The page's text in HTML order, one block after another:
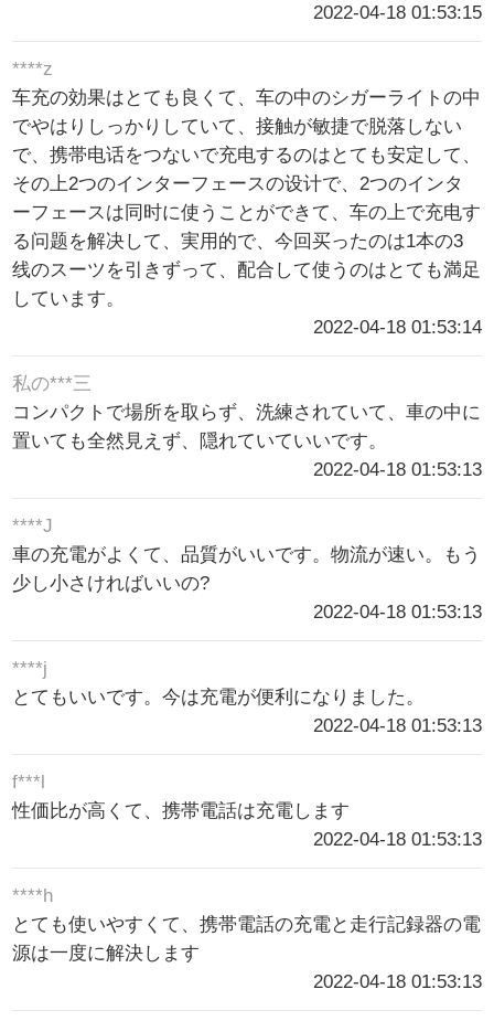
2022-04-18 01:53:15
****z
车充の効果はとても良くて、车の中のシガーライトの中
でやはりしっかりしていて、接触が敏捷で脱落しない
で、携帯电话をつないで充电するのはとても安定して、
その上2つのインターフェースの设计で、2つのインタ
ーフェースは同时に使うことができて、车の上で充电す
る问题を解决して、実用的で、今回买ったのは1本の3
线のスーツを引きずって、配合して使うのはとても満足
しています。
2022-04-18 01:53:14
私の***三
コンパクトで場所を取らず、洗練されていて、車の中に
置いても全然見えず、隠れていていいです。
2022-04-18 01:53:13
****J
車の充電がよくて、品質がいいです。物流が速い。もう
少し小さければいいの?
2022-04-18 01:53:13
****j
とてもいいです。今は充電が便利になりました。
2022-04-18 01:53:13
f***l
性価比が高くて、携帯電話は充電します
2022-04-18 01:53:13
****h
とても使いやすくて、携帯電話の充電と走行記録器の電
源は一度に解決します
2022-04-18 01:53:13